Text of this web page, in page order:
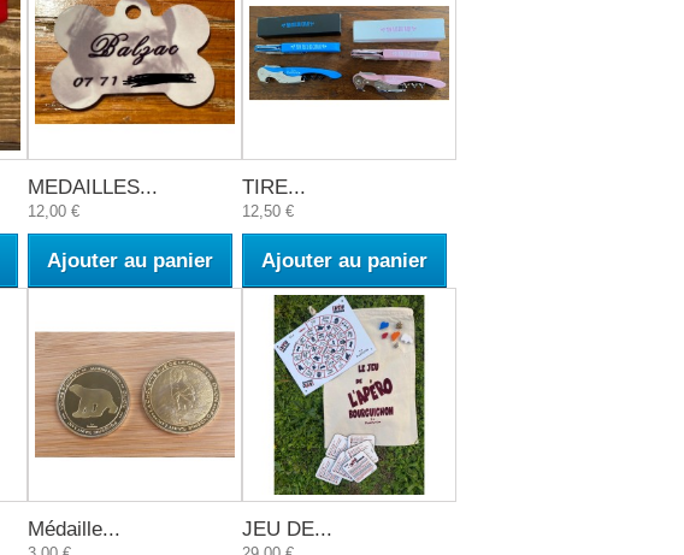
MEDAILLES...
12,00 €
Ajouter au panier
TIRE...
12,50 €
Ajouter au panier
Médaille... JEU DE...